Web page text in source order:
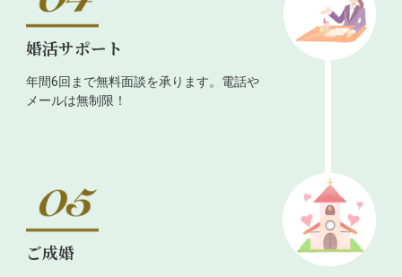
婚活サポート
年間6回まで無料面談を承ります。電話や
メールは無制限！
ご成婚